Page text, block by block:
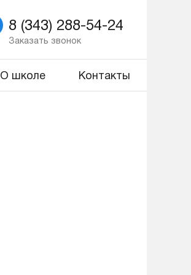
8 (343) 288-54-24
Заказать звонок
О школе Контакты